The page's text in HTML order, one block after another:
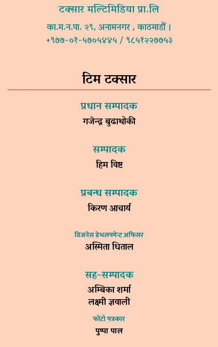
टक्सार मल्टिमिडिया प्रा.लि
का.म.न.पा. २९, अनामनगर , काठमाडौं ।
+९७७-०१-५७०५४४५ / ९८५१२२७७५३
टिम टक्सार
प्रधान सम्पादक
गजेन्द्र बुढाथोकी
सम्पादक
हिम विष्ट
प्रबन्ध सम्पादक
किरण आचार्य
विजनेस डेभलपमेन्ट अफिसर
अस्मिता धिताल
सह–सम्पादक
अम्बिका शर्मा
लक्ष्मी ज्ञवाली
फोटो पत्रकार
पुष्पा पाल